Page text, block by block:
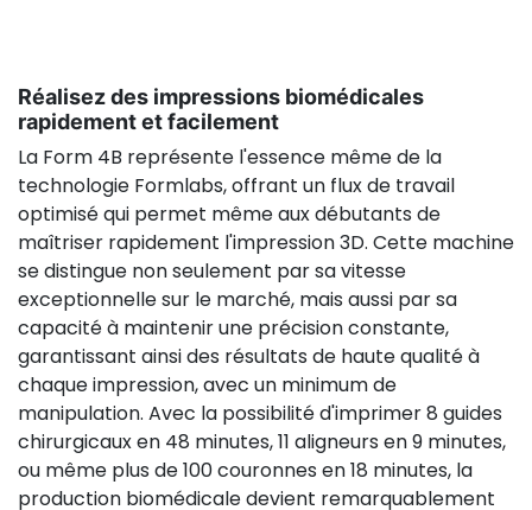
Réalisez des impressions biomédicales
rapidement et facilement
La Form 4B représente l'essence même de la
technologie Formlabs, offrant un flux de travail
optimisé qui permet même aux débutants de
maîtriser rapidement l'impression 3D. Cette machine
se distingue non seulement par sa vitesse
exceptionnelle sur le marché, mais aussi par sa
capacité à maintenir une précision constante,
garantissant ainsi des résultats de haute qualité à
chaque impression, avec un minimum de
manipulation. Avec la possibilité d'imprimer 8 guides
chirurgicaux en 48 minutes, 11 aligneurs en 9 minutes,
ou même plus de 100 couronnes en 18 minutes, la
production biomédicale devient remarquablement